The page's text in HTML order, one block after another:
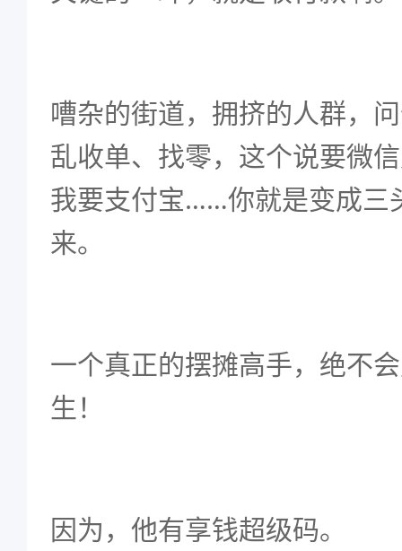
嘈杂的街道，拥挤的人群，
乱收单、找零，这个说要微
我要支付宝……你就是变成三
来。
一个真正的摆摊高手，绝不
生！
因为，他有享钱超级码。